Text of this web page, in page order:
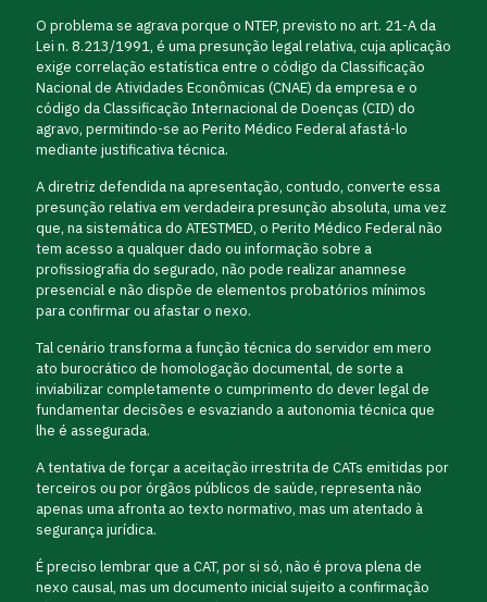
O problema se agrava porque o NTEP, previsto no art. 21-A da
Lei n. 8.213/1991, é uma presunção legal relativa, cuja aplicação
exige correlação estatística entre o código da Classificação
Nacional de Atividades Econômicas (CNAE) da empresa e o
código da Classificação Internacional de Doenças (CID) do
agravo, permitindo-se ao Perito Médico Federal afastá-lo
mediante justificativa técnica.
A diretriz defendida na apresentação, contudo, converte essa
presunção relativa em verdadeira presunção absoluta, uma vez
que, na sistemática do ATESTMED, o Perito Médico Federal não
tem acesso a qualquer dado ou informação sobre a
profissiografia do segurado, não pode realizar anamnese
presencial e não dispõe de elementos probatórios mínimos
para confirmar ou afastar o nexo.
Tal cenário transforma a função técnica do servidor em mero
ato burocrático de homologação documental, de sorte a
inviabilizar completamente o cumprimento do dever legal de
fundamentar decisões e esvaziando a autonomia técnica que
lhe é assegurada.
A tentativa de forçar a aceitação irrestrita de CATs emitidas por
terceiros ou por órgãos públicos de saúde, representa não
apenas uma afronta ao texto normativo, mas um atentado à
segurança jurídica.
É preciso lembrar que a CAT, por si só, não é prova plena de
nexo causal, mas um documento inicial sujeito a confirmação